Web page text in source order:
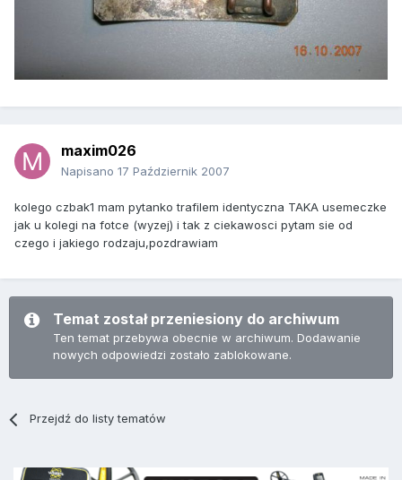
maxim026
Napisano 17 Październik 2007
kolego czbak1 mam pytanko trafilem identyczna TAKA usemeczke
jak u kolegi na fotce (wyzej) i tak z ciekawosci pytam sie od
czego i jakiego rodzaju,pozdrawiam
Temat został przeniesiony do archiwum
Ten temat przebywa obecnie w archiwum. Dodawanie
nowych odpowiedzi zostało zablokowane.
Przejdź do listy tematów